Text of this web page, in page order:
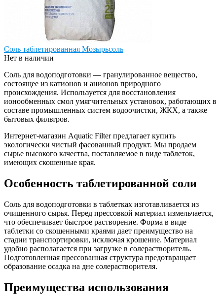
Соль таблетированная Мозырьсоль
Нет в наличии
Соль для водоподготовки — гранулированное вещество,
состоящее из катионов и анионов природного
происхождения. Используется для восстановления
ионообменных смол умягчительных установок, работающих в
составе промышленных систем водоочистки, ЖКХ, а также
бытовых фильтров.
Интернет-магазин Aquatic Filter предлагает купить
экологически чистый фасованный продукт. Мы продаем
сырье высокого качества, поставляемое в виде таблеток,
имеющих скошенные края.
Особенность таблетированной соли
Соль для водоподготовки в таблетках изготавливается из
очищенного сырья. Перед прессовкой материал измельчается,
что обеспечивает быстрое растворение. Форма в виде
таблетки со скошенными краями дает преимущество на
стадии транспортировки, исключая крошение. Материал
удобно располагается при загрузке в солерастворитель.
Подготовленная прессованная структура предотвращает
образование осадка на дне солерастворителя.
Преимущества использования